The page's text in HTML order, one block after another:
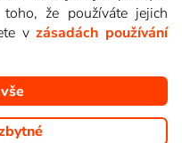
webu jsou zobrazovány
sledovat v Lepší.TV.
že používáte jejich
vzásadách používání